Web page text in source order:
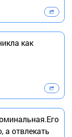
как
а отвлекать